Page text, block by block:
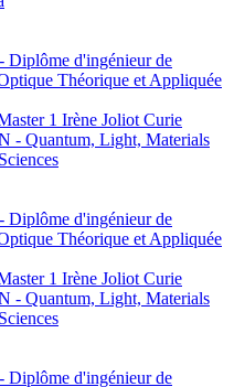
Diplôme d'ingénieur de
Théorique et Appliquée
1 Irène Joliot Curie
- Quantum, Light, Materials
Diplôme d'ingénieur de
Théorique et Appliquée
1 Irène Joliot Curie
- Quantum, Light, Materials
Diplôme d'ingénieur de